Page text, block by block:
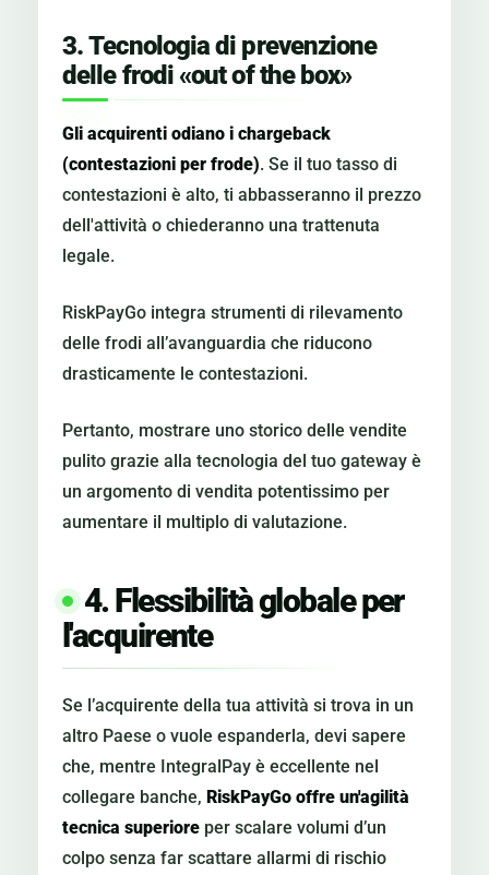
3. Tecnologia di prevenzione
delle frodi «out of the box»
Gli acquirenti odiano i chargeback
(contestazioni per frode). Se il tuo tasso di
contestazioni è alto, ti abbasseranno il prezzo
dell'attività o chiederanno una trattenuta
legale.
RiskPayGo integra strumenti di rilevamento
delle frodi all’avanguardia che riducono
drasticamente le contestazioni.
Pertanto, mostrare uno storico delle vendite
pulito grazie alla tecnologia del tuo gateway è
un argomento di vendita potentissimo per
aumentare il multiplo di valutazione.
4. Flessibilità globale per
l'acquirente
Se l’acquirente della tua attività si trova in un
altro Paese o vuole espanderla, devi sapere
che, mentre IntegralPay è eccellente nel
collegare banche, RiskPayGo offre un'agilità
tecnica superiore per scalare volumi d’un
colpo senza far scattare allarmi di rischio